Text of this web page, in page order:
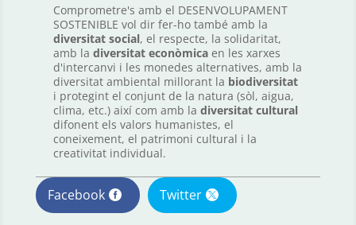
Comprometre's amb el DESENVOLUPAMENT
SOSTENIBLE vol dir fer-ho també amb la
diversitat social, el respecte, la solidaritat,
amb ladiversitat econòmica en les xarxes
d'intercanvi i les monedes alternatives, amb la
diversitat ambiental millorant la biodiversitat
i protegint el conjunt de la natura (sòl, aigua,
clima, etc.) així com amb ladiversitat cultural
difonent els valors humanistes, el
coneixement, el patrimoni cultural i la
creativitat individual.
Facebook Twitter